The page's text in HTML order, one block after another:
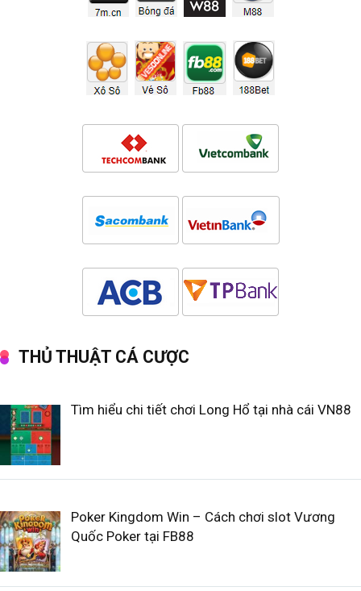
THỦ THUẬT CÁ CƯỢC
Tìm hiểu chi tiết chơi Long Hổ tại nhà cái VN88
Poker Kingdom Win – Cách chơi slot Vương
Quốc Poker tại FB88